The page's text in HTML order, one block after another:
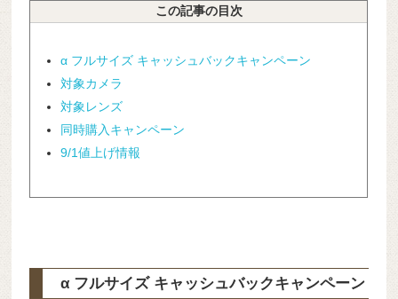
この記事の目次
α フルサイズ キャッシュバックキャンペーン
対象カメラ
対象レンズ
同時購入キャンペーン
9/1値上げ情報
α フルサイズ キャッシュバックキャンペーン